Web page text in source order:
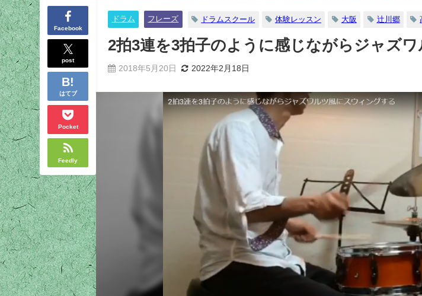
Facebook
post
はてブ
Pocket
Feedly
ドラム フレーズ ドラムスクール 体験レッスン 大阪 辻川郷
2拍3連を3拍子のように感じながらジャズ
2018年5月20日 2022年2月18日